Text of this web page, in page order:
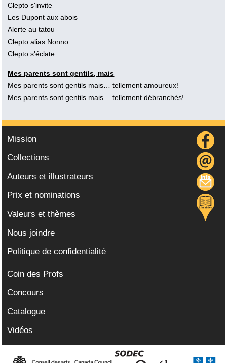
Clepto s'invite
Les Dupont aux abois
Alerte au tatou
Clepto alias Nonno
Clepto s'éclate
Mes parents sont gentils, mais
Mes parents sont gentils mais… tellement amoureux!
Mes parents sont gentils mais… tellement débranchés!
Mission
Collections
Auteurs et illustrateurs
Prix et nominations
Valeurs et thèmes
Nous joindre
Politique de confidentialité
Coin des Profs
Concours
Catalogue
Vidéos